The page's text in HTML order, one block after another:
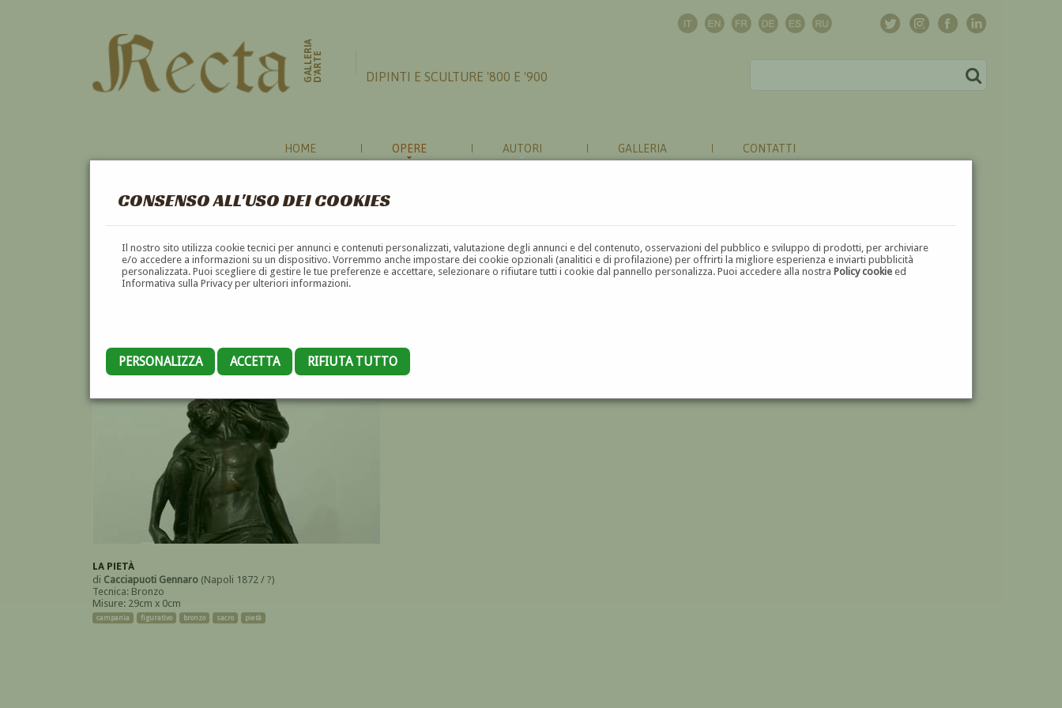
CONSENSO ALL'USO DEI COOKIES
Il nostro sito utilizza cookie tecnici per annunci e contenuti personalizzati, valutazione degli annunci e del contenuto, osservazioni del pubblico e sviluppo di prodotti, per archiviare
e/o accedere a informazioni su un dispositivo. Vorremmo anche impostare dei cookie opzionali (analitici e di profilazione) per offrirti la migliore esperienza e inviarti pubblicità
personalizzata. Puoi scegliere di gestire le tue preferenze e accettare, selezionare o rifiutare tutti i cookie dal pannello personalizza. Puoi accedere alla nostraPolicy cookie ed
Informativa sulla Privacy per ulteriori informazioni.
PERSONALIZZA ACCETTA RIFIUTA TUTTO
GALLERIAD'ARTE DIPINTI E SCULTURE '800 E '900
HOME OPERE AUTORI GALLERIA CONTATTI
SCULTURE
A B C D E F G H I J K L M N O P Q R S T U V W X Y Z ⬅
LA PIETÀ
di Cacciapuoti Gennaro (Napoli 1872 / ?)
Tecnica: Bronzo
Misure: 29cm x 0cm
campania figurativo bronzo sacro pietà